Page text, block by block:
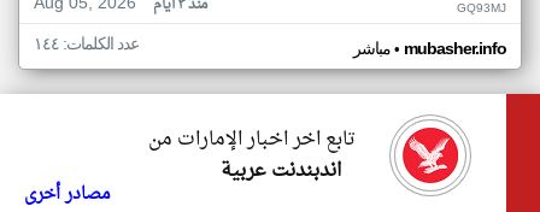
GQ93MJ
مباشر• mubasher.info عدد الكلمات: ١٤٤
تابع اخر اخبار الإمارات من
اندبندنت عربية
مصادر أخرى